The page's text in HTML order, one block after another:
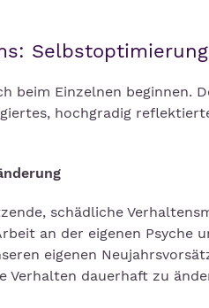
beim Einzelnen beginnen.
hochgradig
schädliche
an der eigenen Psyche
eigenen
Verhalten dauerhaft zu